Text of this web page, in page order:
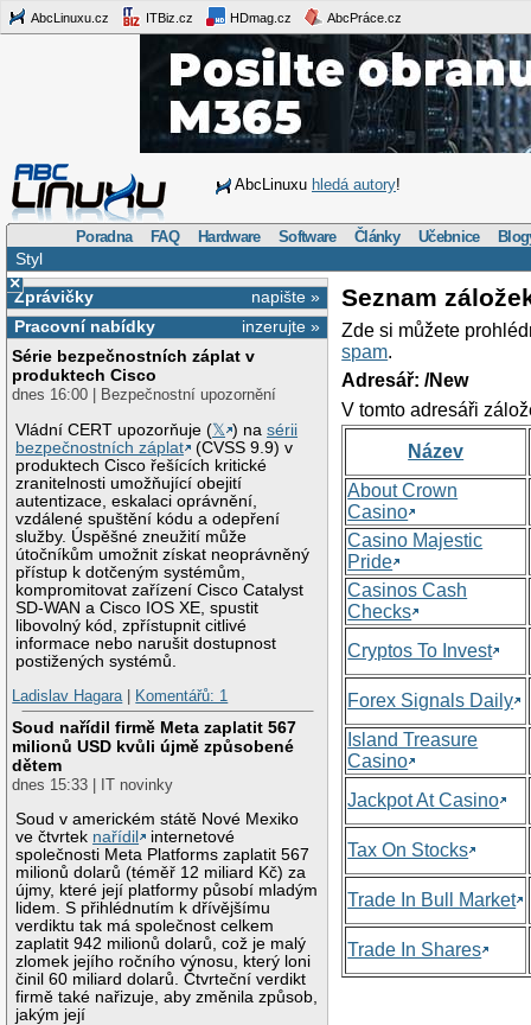
AbcLinuxu.cz ITBiz.cz HDmag.cz AbcPráce.cz
AbcLinuxu hledá autory!
Poradna FAQ Hardware Software Články Učebnice
Styl
×
napište »
Zprávičky
inzerujte »
Pracovní nabídky
Série bezpečnostních záplat v
produktech Cisco
dnes 16:00 | Bezpečnostní upozornění
Vládní CERT upozorňuje (𝕏 ) nasérii
bezpečnostních záplat
(CVSS 9.9) v
produktech Cisco řešících kritické
zranitelnosti umožňující obejití
autentizace, eskalaci oprávnění,
vzdálené spuštění kódu a odepření
služby. Úspěšné zneužití může
útočníkům umožnit získat neoprávněný
přístup k dotčeným systémům,
kompromitovat zařízení Cisco Catalyst
SD-WAN a Cisco IOS XE, spustit
libovolný kód, zpřístupnit citlivé
informace nebo narušit dostupnost
postižených systémů.
Ladislav Hagara| Komentářů: 1
Soud nařídil firmě Meta zaplatit 567
milionů USD kvůli újmě způsobené
dětem
dnes 15:33 | IT novinky
Soud v americkém státě Nové Mexiko
ve čtvrtek nařídil
internetové
společnosti Meta Platforms zaplatit 567
milionů dolarů (téměř 12 miliard Kč) za
újmy, které její platformy působí mladým
lidem. S přihlédnutím k dřívějšímu
verdiktu tak má společnost celkem
zaplatit 942 milionů dolarů, což je malý
zlomek jejího ročního výnosu, který loni
činil 60 miliard dolarů. Čtvrteční verdikt
firmě také nařizuje, aby změnila způsob,
jakým její
Seznam
Zde si můžete
spam.
Adresář: /New
V tomto adresáři
Název
About Crown
Casino
Casino Majestic
Pride
Casinos Cash
Checks
Cryptos To Invest
Forex Signals Daily
Island Treasure
Casino
Jackpot At Casino
Tax On Stocks
Trade In Bull Market
Trade In Shares